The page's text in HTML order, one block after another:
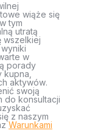
wiąże się
tym
utratą
wszelkiej
w
porady
aktywów.
swoją
do konsultacji
z naszym
Warunkami